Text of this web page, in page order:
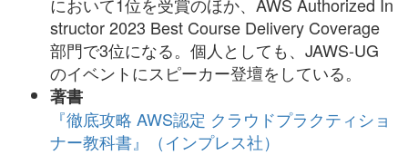
において1位を受賞のほか、AWS Authorized In
structor 2023 Best Course Delivery Coverage
部門で3位になる。個人としても、JAWS-UG
のイベントにスピーカー登壇をしている。
著書
『徹底攻略 AWS認定 クラウドプラクティショ
ナー教科書』（インプレス社）